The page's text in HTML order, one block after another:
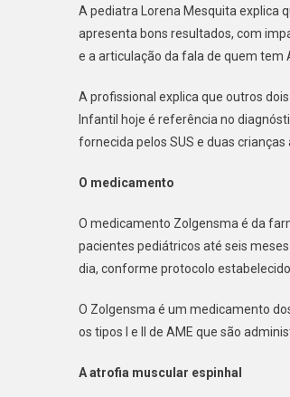
A pediatra Lorena Mesquita explica
apresenta bons resultados, com
e a articulação da fala de quem tem
A profissional explica que outros
Infantil hoje é referência no
fornecida pelos SUS e duas
O medicamento
O medicamento Zolgensma é da
pacientes pediátricos até seis
dia, conforme protocolo
O Zolgensma é um medicamento
os tipos I e II de AME que são
A atrofia muscular espinhal